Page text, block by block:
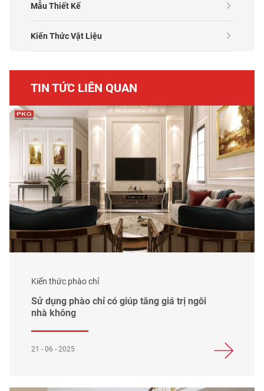
Mẫu Thiết Kế
Kiến Thức Vật Liệu
TIN TỨC LIÊN QUAN
Kiến thức phào chỉ
Sử dụng phào chỉ có giúp tăng giá trị ngôi
nhà không
21 - 06 - 2025